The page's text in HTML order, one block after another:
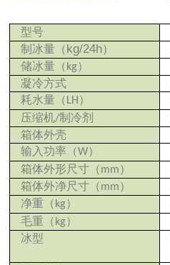
型号
制冰量 （ kg/24h）
储冰量 （ kg）
凝冷方式
耗水量 （LH）
压缩机/制冷剂
箱体外壳
输入功率 （W）
箱体外形尺寸 （mm）
箱体外净尺寸 （mm）
净重 （kg）
毛重 （ kg）
冰型